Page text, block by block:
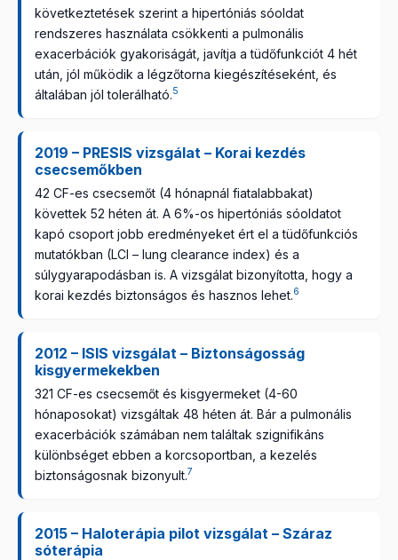
következtetések szerint a hipertóniás sóoldat
rendszeres használata csökkenti a pulmonális
exacerbációk gyakoriságát, javítja a tüdőfunkciót 4 hét
után, jól működik a légzőtorna kiegészítéseként, és
általában jól tolerálható.5
2019 – PRESIS vizsgálat – Korai kezdés
csecsemőkben
42 CF-es csecsemőt (4 hónapnál fiatalabbakat)
követtek 52 héten át. A 6%-os hipertóniás sóoldatot
kapó csoport jobb eredményeket ért el a tüdőfunkciós
mutatókban (LCI – lung clearance index) és a
súlygyarapodásban is. A vizsgálat bizonyította, hogy a
korai kezdés biztonságos és hasznos lehet.6
2012 – ISIS vizsgálat – Biztonságosság
kisgyermekekben
321 CF-es csecsemőt és kisgyermeket (4-60
hónaposokat) vizsgáltak 48 héten át. Bár a pulmonális
exacerbációk számában nem találtak szignifikáns
különbséget ebben a korcsoportban, a kezelés
biztonságosnak bizonyult.7
2015 – Haloterápia pilot vizsgálat – Száraz
sóterápia